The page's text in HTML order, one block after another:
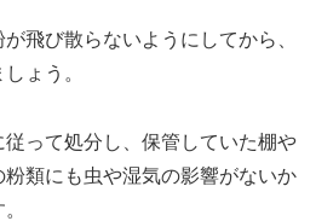
飛び散らないようにしてから、
ょう。
って処分し、保管していた棚や
類にも虫や湿気の影響がないか